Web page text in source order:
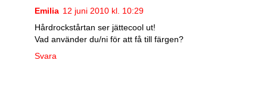
Emilia 12 juni 2010 kl. 10:29
Hårdrockstårtan ser jättecool ut!
Vad använder du/ni för att få till färgen?
Svara